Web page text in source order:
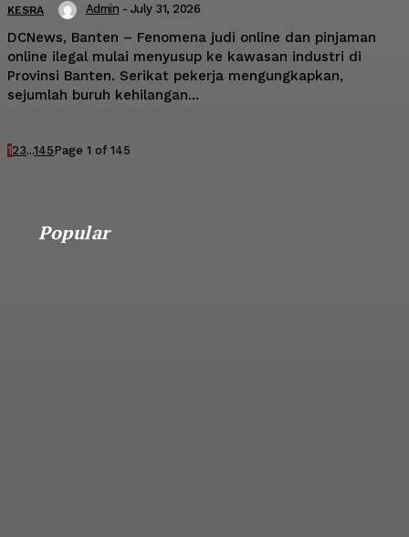
KESRA Admin - July 31, 2026
DCNews, Banten – Fenomena judi online dan pinjaman
online ilegal mulai menyusup ke kawasan industri di
Provinsi Banten. Serikat pekerja mengungkapkan,
sejumlah buruh kehilangan...
123...145Page 1 of 145
Popular